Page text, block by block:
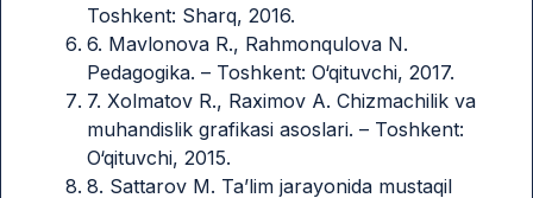
Toshkent: Sharq, 2016.
6. Mavlonova R., Rahmonqulova N.
Pedagogika. – Toshkent: O‘qituvchi, 2017.
7. Xolmatov R., Raximov A. Chizmachilik va
muhandislik grafikasi asoslari. – Toshkent:
O‘qituvchi, 2015.
8. Sattarov M. Ta’lim jarayonida mustaqil